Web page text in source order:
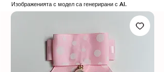
Изображенията с модел са генерирани с AI.